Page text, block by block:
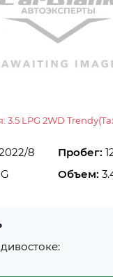
3.5 LPG 2WD
8 Пробег:
Объем: